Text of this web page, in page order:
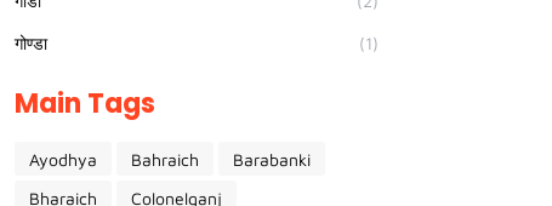
गोण्डा (1)
Main Tags
Ayodhya Bahraich
Barabanki
Bharaich
Colonelganj